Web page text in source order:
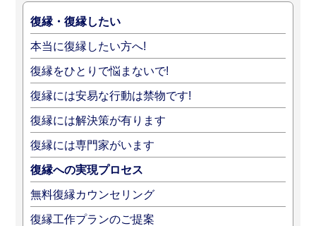
復縁・復縁したい
本当に復縁したい方へ!
復縁をひとりで悩まないで!
復縁には安易な行動は禁物です!
復縁には解決策が有ります
復縁には専門家がいます
復縁への実現プロセス
無料復縁カウンセリング
復縁工作プランのご提案